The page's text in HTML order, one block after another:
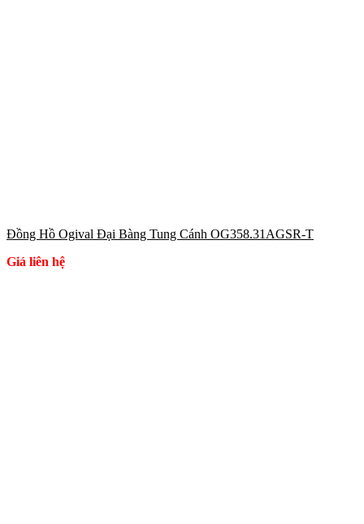
Đồng Hồ Ogival Đại Bàng Tung Cánh OG358.31AGSR-T
Giá liên hệ